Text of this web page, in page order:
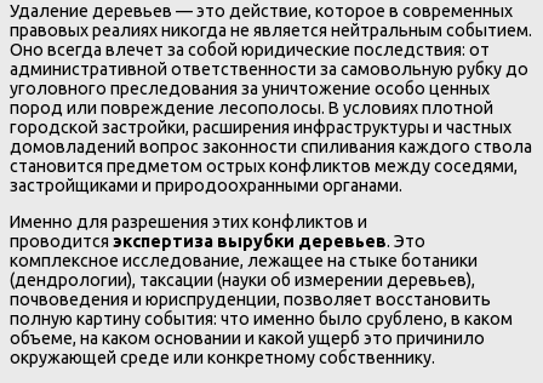
Удаление деревьев — это действие, которое в современных
правовых реалиях никогда не является нейтральным событием.
Оно всегда влечет за собой юридические последствия: от
административной ответственности за самовольную рубку до
уголовного преследования за уничтожение особо ценных
пород или повреждение лесополосы. В условиях плотной
городской застройки, расширения инфраструктуры и частных
домовладений вопрос законности спиливания каждого ствола
становится предметом острых конфликтов между соседями,
застройщиками и природоохранными органами.
Именно для разрешения этих конфликтов и
проводится экспертиза вырубки деревьев. Это
комплексное исследование, лежащее на стыке ботаники
(дендрологии), таксации (науки об измерении деревьев),
почвоведения и юриспруденции, позволяет восстановить
полную картину события: что именно было срублено, в каком
объеме, на каком основании и какой ущерб это причинило
окружающей среде или конкретному собственнику.